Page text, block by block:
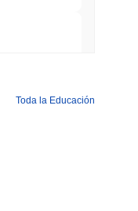
Toda la Educación